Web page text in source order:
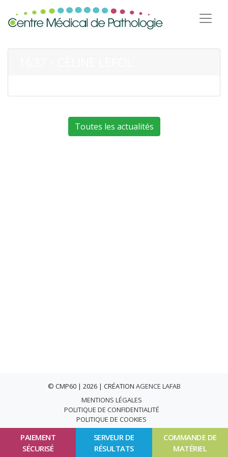
PAIEMENT
SÉCURISÉ
SERVEUR DE
RÉSULTATS
COMMANDE DE
MATÉRIEL
Toutes les actualités
© CMP60 | 2026 | CRÉATION AGENCE LAFAB
MENTIONS LÉGALES
POLITIQUE DE CONFIDENTIALITÉ
POLITIQUE DE COOKIES